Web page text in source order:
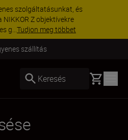
szolgáltatásunkat, és
NIKKOR Z objektívekre
g...Tudjon meg többet
szállítás
Keresés Basket